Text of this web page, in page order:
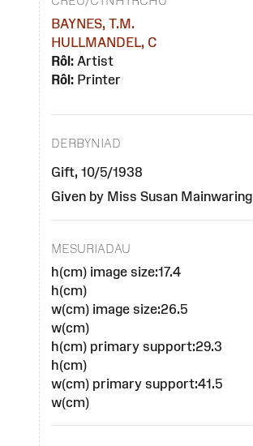
BAYNES, T.M.
HULLMANDEL, C
Rôl:Artist
Rôl:Printer
DERBYNIAD
Gift, 10/5/1938
Given by Miss Susan Mainwaring
MESURIADAU
h(cm) image size:17.4
h(cm)
w(cm) image size:26.5
w(cm)
h(cm) primary support:29.3
h(cm)
w(cm) primary support:41.5
w(cm)